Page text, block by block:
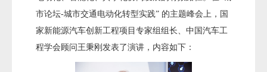
市论坛-城市交通电动化转型实践” 的主题峰会上，国
家新能源汽车创新工程项目专家组组长、中国汽车工
程学会顾问王秉刚发表了演讲，内容如下：